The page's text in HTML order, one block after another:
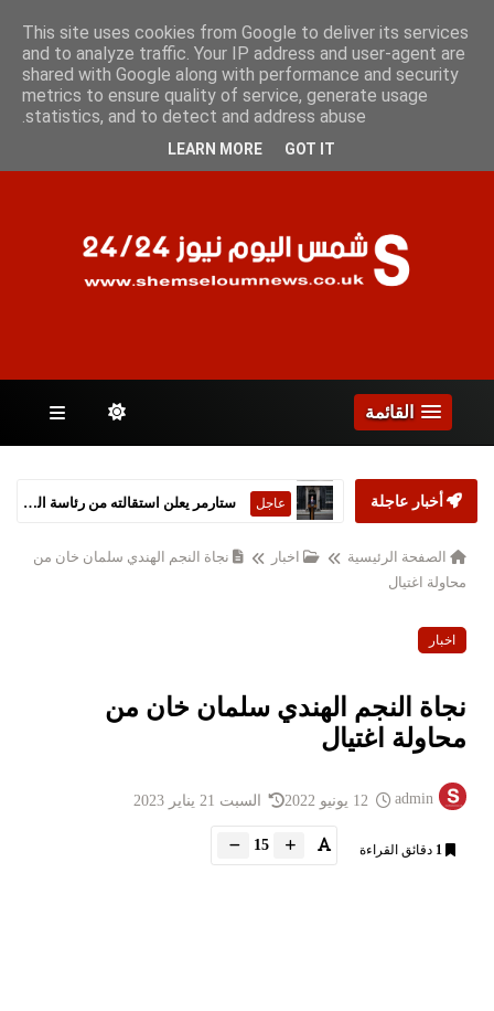
الصفحات
القائمة
أخبار عاجلة عاجل ستارمر يعلن استقالته من رئاسة الحكومة البريطانية
الصفحة الرئيسية اخبار
نجاة النجم الهندي سلمان خان من
محاولة اغتيال
اخبار
نجاة النجم الهندي سلمان خان من
محاولة اغتيال
admin السبت 21 يناير 2023
1 دقائق القراءة 15
This site uses cookies from Google to deliver its services
and to analyze traffic. Your IP address and user-agent are
shared with Google along with performance and security
metrics to ensure quality of service, generate usage
statistics, and to detect and address abuse.
LEARN MORE GOT IT